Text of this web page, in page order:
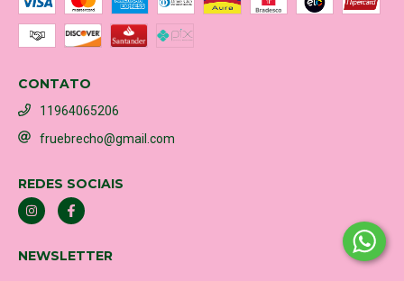
CONTATO
11964065206
fruebrecho@gmail.com
REDES SOCIAIS
NEWSLETTER